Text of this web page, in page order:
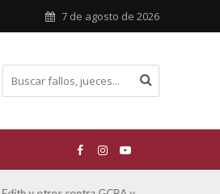
7 de agosto de 2026